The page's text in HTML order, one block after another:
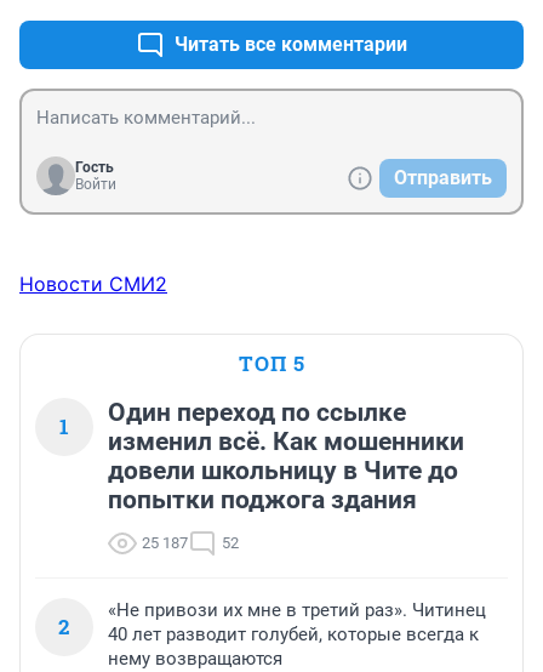
Читать все комментарии
Гость
Войти
Отправить
Новости СМИ2
ТОП 5
1
Один переход по ссылке
изменил всё. Как мошенники
довели школьницу в Чите до
попытки поджога здания
25 187 52
2
«Не привози их мне в третий раз». Читинец
40 лет разводит голубей, которые всегда к
нему возвращаются